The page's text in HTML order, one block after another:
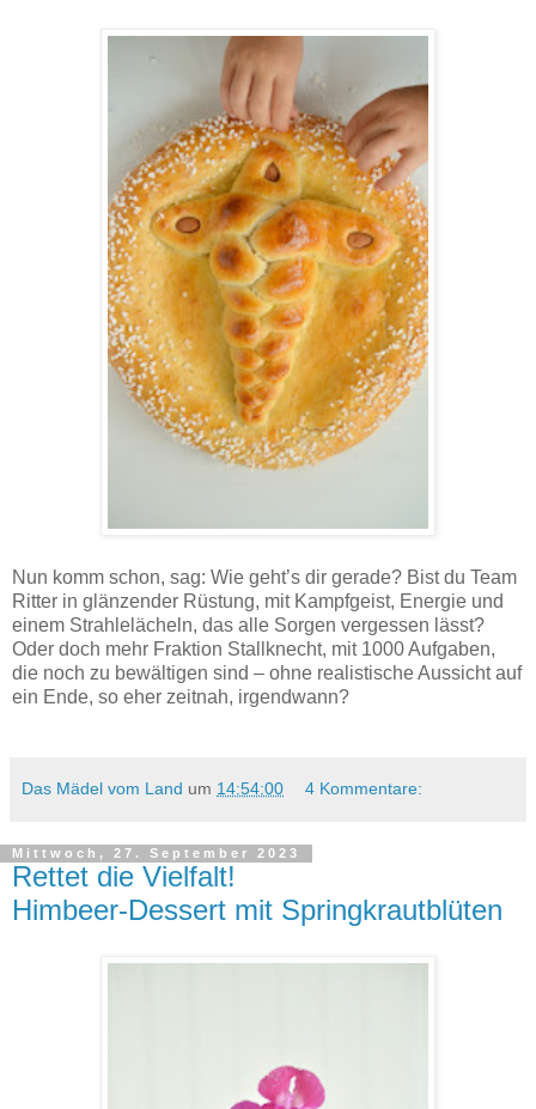
Nun komm schon, sag: Wie geht’s dir gerade? Bist du Team
Ritter in glänzender Rüstung, mit Kampfgeist, Energie und
einem Strahlelächeln, das alle Sorgen vergessen lässt?
Oder doch mehr Fraktion Stallknecht, mit 1000 Aufgaben,
die noch zu bewältigen sind – ohne realistische Aussicht auf
ein Ende, so eher zeitnah, irgendwann?
Das Mädel vom Land um 14:54:00 4 Kommentare:
Mittwoch, 27. September 2023
Rettet die Vielfalt!
Himbeer-Dessert mit Springkrautblüten